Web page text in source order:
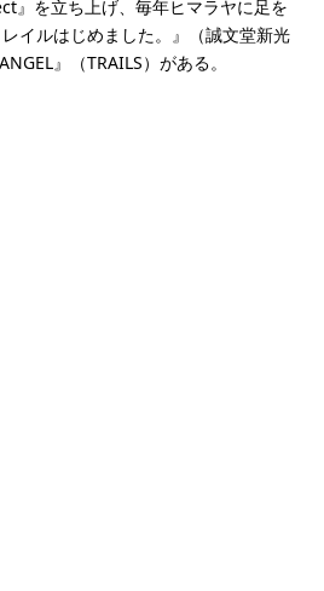
』を立ち上げ、毎年ヒマラヤに足を
イルはじめました。』（誠文堂新光
』（TRAILS）がある。